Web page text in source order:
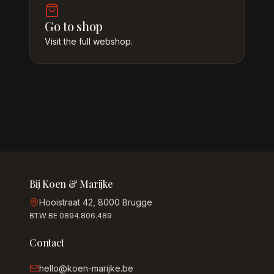
Go to shop
Visit the full webshop.
Bij Koen & Marijke
Hooistraat 42, 8000 Brugge
BTW BE 0894.806.489
Contact
hello@koen-marijke.be